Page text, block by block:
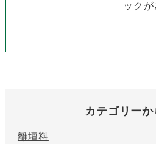
ック
カテゴリー
離壇料